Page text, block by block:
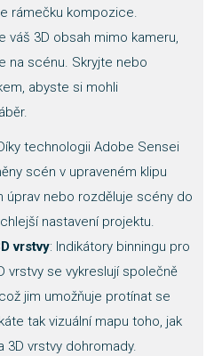
rámečku kompozice.
váš 3D obsah mimo kameru,
na scénu. Skryjte nebo
abyste si mohli
technologii Adobe Sensei
scén v upraveném klipu
úprav nebo rozděluje scény do
nastavení projektu.
vrstvy: Indikátory binningu pro
vrstvy se vykreslují společně
jim umožňuje protínat se
tak vizuální mapu toho, jak
3D vrstvy dohromady.